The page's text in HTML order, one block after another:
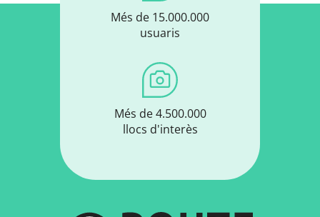
Més de 15.000.000
usuaris
Més de 4.500.000
llocs d'interès